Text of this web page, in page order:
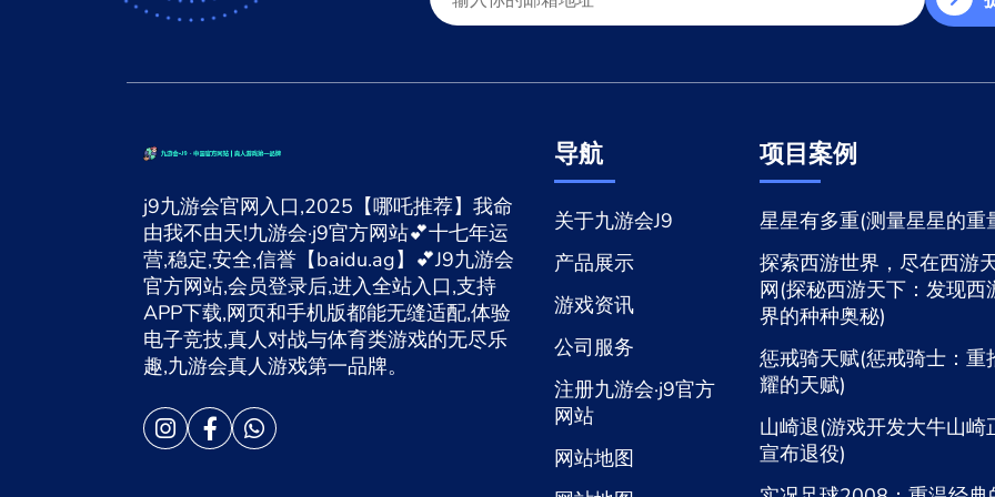
j9九游会官网入口,2025【哪吒推荐】我命
由我不由天!九游会·j9官方网站💕十七年运
营,稳定,安全,信誉【baidu.ag】💕J9九游会
官方网站,会员登录后,进入全站入口,支持
APP下载,网页和手机版都能无缝适配,体验
电子竞技,真人对战与体育类游戏的无尽乐
趣,九游会真人游戏第一品牌。
导航
关于九游会J9
产品展示
游戏资讯
公司服务
注册九游会·j9官方
网站
网站地图
项目案例
星星有多重(测量星星的重
探索西游世界，尽在西游
网(探秘西游天下：发现西
界的种种奥秘)
惩戒骑天赋(惩戒骑士：重
耀的天赋)
山崎退(游戏开发大牛山崎
宣布退役)